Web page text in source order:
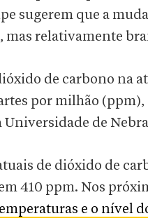
sugerem que a
relativamente
de carbono na
por milhão
de
de dióxido de
410 ppm. Nos
e o nível